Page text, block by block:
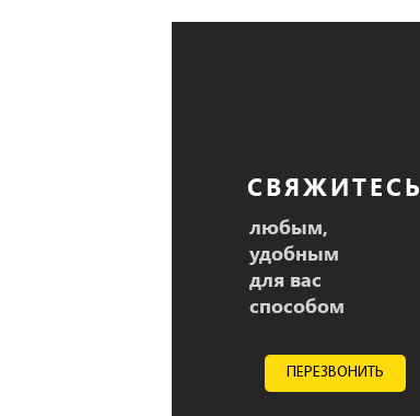
СВЯЖИТЕСЬ
любым,
удобным
для вас
способом
ПЕРЕЗВОНИТЬ